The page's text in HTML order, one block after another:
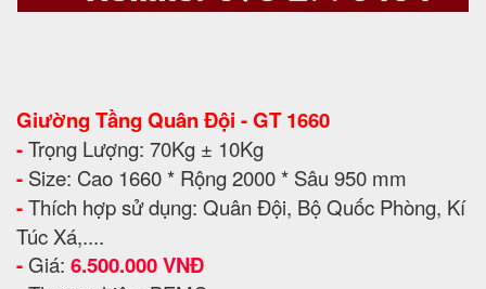
Giường Tầng Quân Đội - GT 1660
-Trọng Lượng: 70Kg ± 10Kg
- Size: Cao 1660 * Rộng 2000 * Sâu 950 mm
-Thích hợp sử dụng: Quân Đội, Bộ Quốc Phòng, Kí
Túc Xá,....
- Giá: 6.500.000 VNĐ